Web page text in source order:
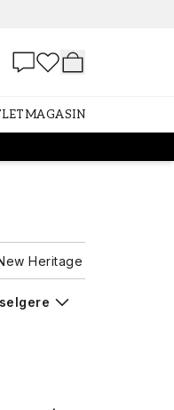
MAGASIN
Heritage